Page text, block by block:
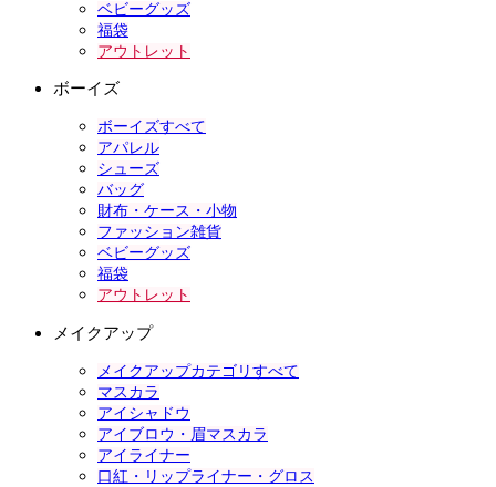
ベビーグッズ
福袋
アウトレット
ボーイズ
ボーイズすべて
アパレル
シューズ
バッグ
財布・ケース・小物
ファッション雑貨
ベビーグッズ
福袋
アウトレット
メイクアップ
メイクアップカテゴリすべて
マスカラ
アイシャドウ
アイブロウ・眉マスカラ
アイライナー
口紅・リップライナー・グロス